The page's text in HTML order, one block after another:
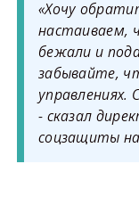
«Хочу
настаиваем,
бежали и
забывайте,
- сказал
соцзащиты